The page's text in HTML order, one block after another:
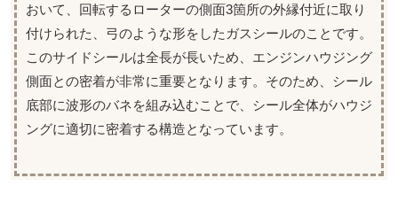
おいて、回転するローターの側面3箇所の外縁付近に取り
付けられた、弓のような形をしたガスシールのことです。
このサイドシールは全長が長いため、エンジンハウジング
側面との密着が非常に重要となります。そのため、シール
底部に波形のバネを組み込むことで、シール全体がハウジ
ングに適切に密着する構造となっています。